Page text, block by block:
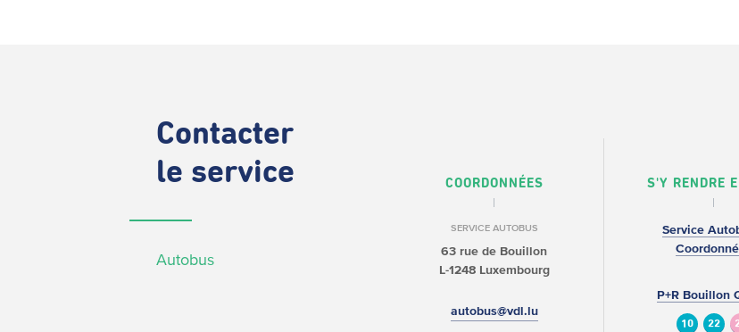
Contacter
le service
Autobus
COORDONNÉES
SERVICE AUTOBUS
63 rue de Bouillon
L-1248 Luxembourg
autobus@vdl.lu
S'Y RENDRE
Service
P+R Bouillon
10 22